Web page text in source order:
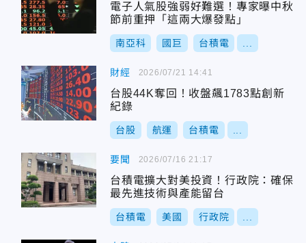
電子人氣股強弱好難選！專家曝中秋
節前重押「這兩大爆發點」
南亞科 國巨 台積電
財經
台股44K奪回！收盤飆1783點創新
紀錄
台股 航運 台積電
2026/07/21 14:41
要聞
台積電擴大對美投資！行政院：確保
最先進技術與產能留台
台積電 美國 行政院
2026/07/16 21:17